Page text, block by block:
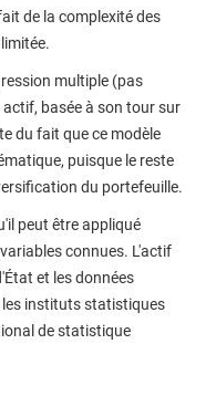
de la complexité des
multiple (pas
basée à son tour sur
du fait que ce modèle
puisque le reste
du portefeuille.
peut être appliqué
connues. L'actif
et les données
instituts statistiques
de statistique